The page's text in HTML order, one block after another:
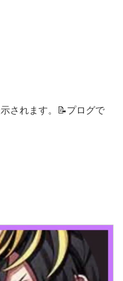
されます。📝プログで